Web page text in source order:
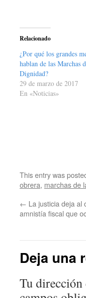
Relacionado
¿Por qué los grandes
hablan de las Marchas
Dignidad?
29 de marzo de 2017
En «Noticias»
This entry was
obrera, marchas de
← La justicia deja al
amnistía fiscal que
Deja una
Tu dirección